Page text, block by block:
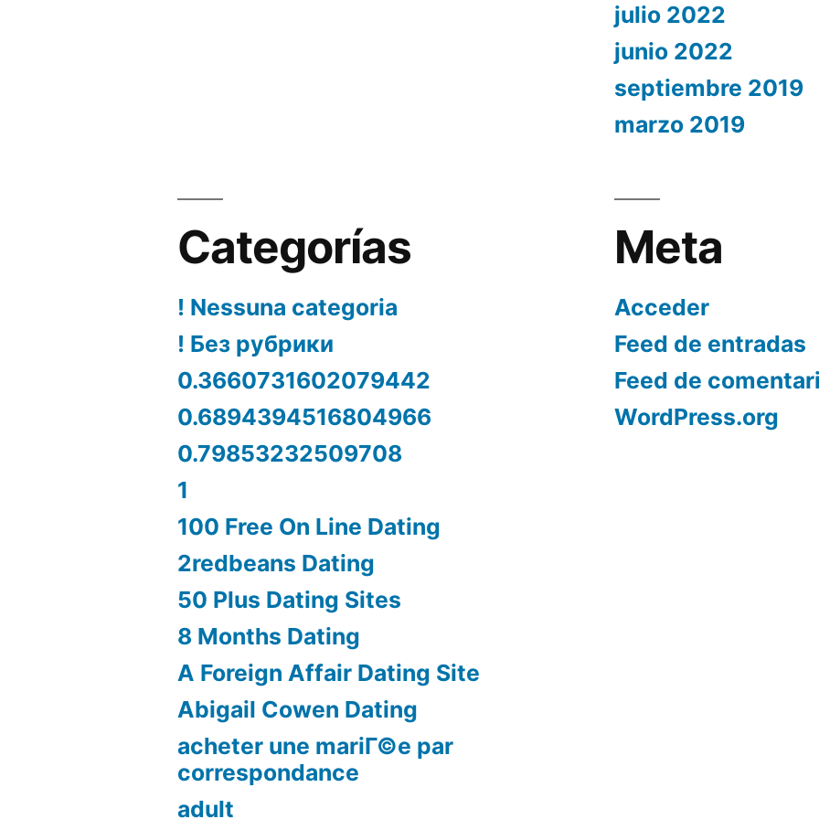
julio 2022
junio 2022
septiembre 2019
marzo 2019
Categorías
! Nessuna categoria
! Без рубрики
0.3660731602079442
0.6894394516804966
0.79853232509708
1
100 Free On Line Dating
2redbeans Dating
50 Plus Dating Sites
8 Months Dating
A Foreign Affair Dating Site
Abigail Cowen Dating
acheter une mariГ©e par
correspondance
adult
Meta
Acceder
Feed de entradas
Feed de
WordPress.org